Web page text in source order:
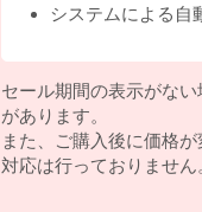
システムによる自
セール期間の表示がな
があります。
また、ご購入後に価格
対応は行っておりません